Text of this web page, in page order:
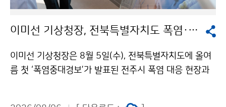
이미선 기상청장, 전북특별자치도 폭염·가뭄 현장 방문
이미선 기상청장은 8월 5일(수), 전북특별자치도에 올여
름 첫 ‘폭염중대경보’가 발표된 전주시 폭염 대응 현장과